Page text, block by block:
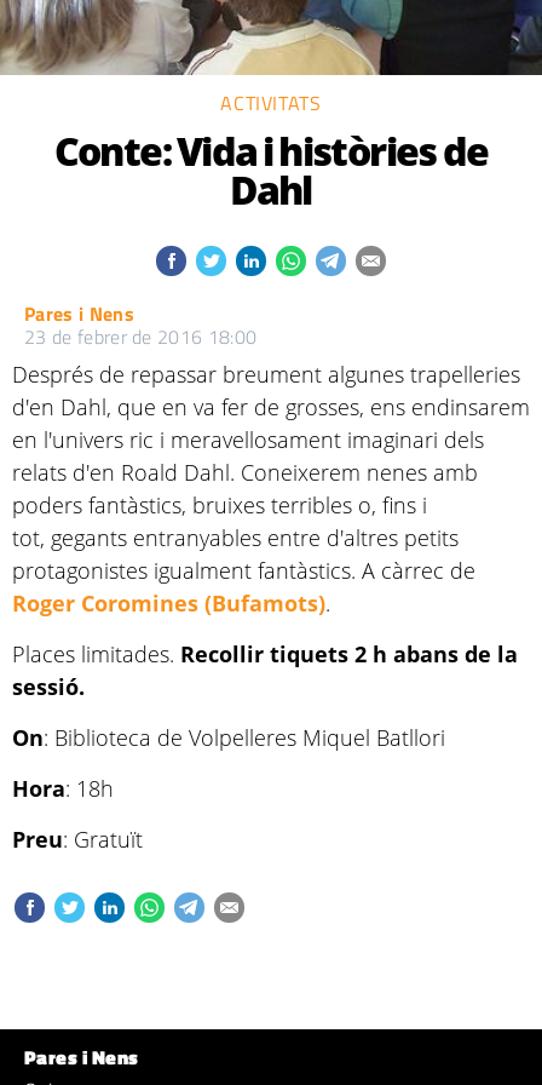
ACTIVITATS
Conte: Vida i històries de
Dahl
Pares i Nens
23 de febrer de 2016 18:00
Després de repassar breument algunes trapelleries
d'en Dahl, que en va fer de grosses, ens endinsarem
en l'univers ric i meravellosament imaginari dels
relats d'en Roald Dahl. Coneixerem nenes amb
poders fantàstics, bruixes terribles o, fins i
tot, gegants entranyables entre d'altres petits
protagonistes igualment fantàstics. A càrrec de
Roger Coromines (Bufamots).
Places limitades. Recollir tiquets 2 h abans de la
sessió.
On: Biblioteca de Volpelleres Miquel Batllori
Hora: 18h
Preu: Gratuït
Pares i Nens